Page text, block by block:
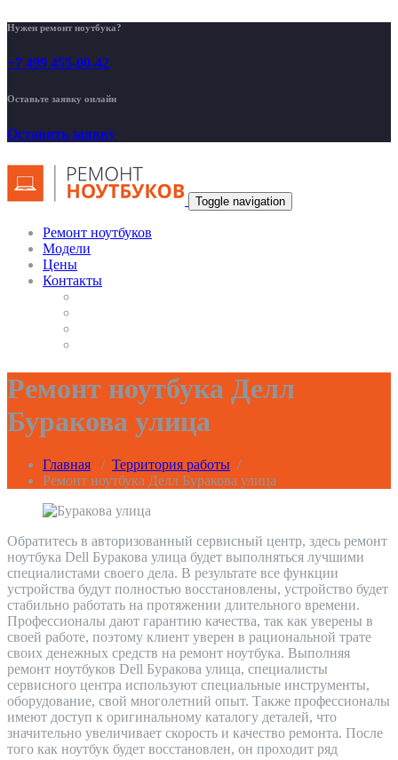
Нужен ремонт ноутбука?
+7 499 455-00-42
Оставьте заявку онлайн
Оставить заявку
Toggle navigation
Ремонт ноутбуков
Модели
Цены
Контакты
Ремонт ноутбука Делл
Буракова улица
Главная / Территория работы /
Ремонт ноутбука Делл Буракова улица
Обратитесь в авторизованный сервисный центр, здесь ремонт
ноутбука Dell Буракова улица будет выполняться лучшими
специалистами своего дела. В результате все функции
устройства будут полностью восстановлены, устройство будет
стабильно работать на протяжении длительного времени.
Профессионалы дают гарантию качества, так как уверены в
своей работе, поэтому клиент уверен в рациональной трате
своих денежных средств на ремонт ноутбука. Выполняя
ремонт ноутбуков Dell Буракова улица, специалисты
сервисного центра используют специальные инструменты,
оборудование, свой многолетний опыт. Также профессионалы
имеют доступ к оригинальному каталогу деталей, что
значительно увеличивает скорость и качество ремонта. После
того как ноутбук будет восстановлен, он проходит ряд